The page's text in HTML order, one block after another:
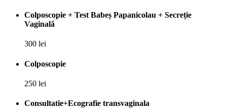
Colposcopie + Test Babeș Papanicolau + Secreție
Vaginală
300 lei
Colposcopie
250 lei
Consultatie+Ecografie transvaginala